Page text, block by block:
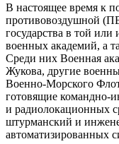
В настоящее время к
противовоздушной
государства в той
военных академий, а
Среди них Военная
Жукова, другие
Военно-Морского
готовящие командно-
и радиолокационных
штурманский и
автоматизированных